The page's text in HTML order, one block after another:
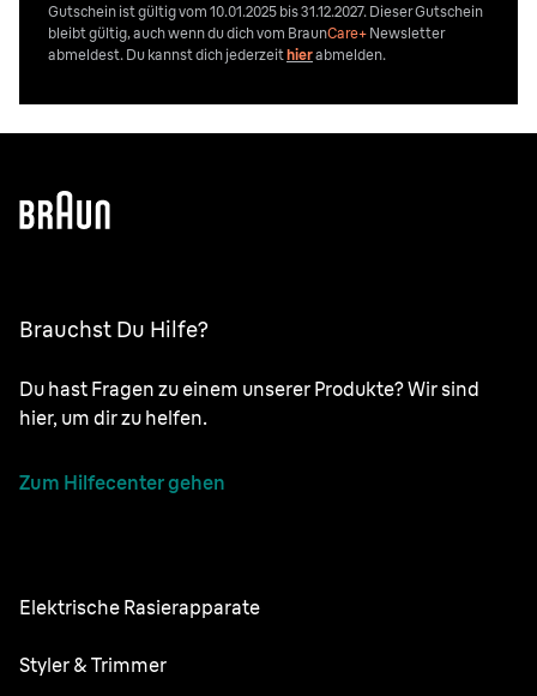
Gutschein ist gültig vom 10.01.2025 bis 31.12.2027. Dieser Gutschein
bleibt gültig, auch wenn du dich vom BraunCare+ Newsletter
abmeldest. Du kannst dich jederzeithierabmelden.
Brauchst Du Hilfe?
Du hast Fragen zu einem unserer Produkte? Wir sind
hier, um dir zu helfen.
Zum Hilfecenter gehen
Elektrische Rasierapparate
NEVO
Styler & Trimmer